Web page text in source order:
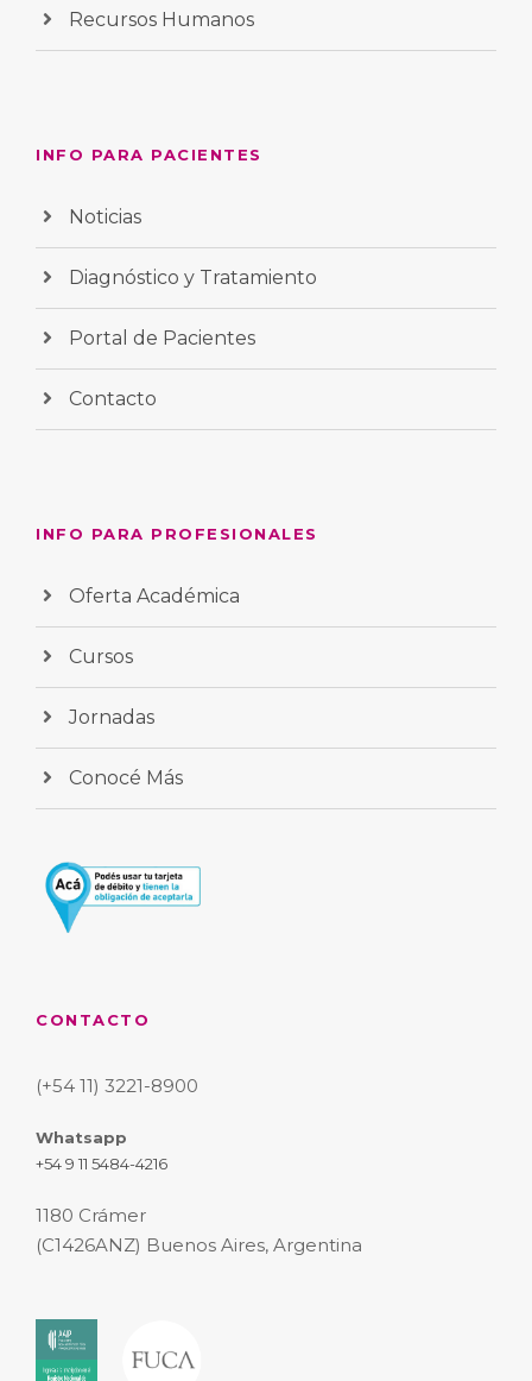
Recursos Humanos
INFO PARA PACIENTES
Noticias
Diagnóstico y Tratamiento
Portal de Pacientes
Contacto
INFO PARA PROFESIONALES
Oferta Académica
Cursos
Jornadas
Conocé Más
CONTACTO
(+54 11) 3221-8900
Whatsapp
+54 9 11 5484-4216
1180 Crámer
(C1426ANZ) Buenos Aires, Argentina